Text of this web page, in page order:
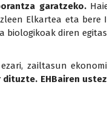
garatzeko.
Elkartea eta bere
biologikoak diren
ezari, zailtasun
dituzte. EHBairen